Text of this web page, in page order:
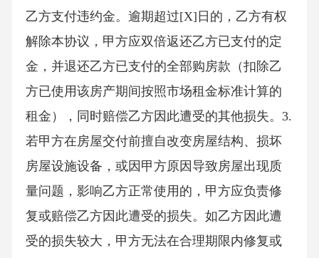
乙方支付违约金。逾期超过[X]日的，乙方有权
解除本协议，甲方应双倍返还乙方已支付的定
金，并退还乙方已支付的全部购房款（扣除乙
方已使用该房产期间按照市场租金标准计算的
租金），同时赔偿乙方因此遭受的其他损失。3.
若甲方在房屋交付前擅自改变房屋结构、损坏
房屋设施设备，或因甲方原因导致房屋出现质
量问题，影响乙方正常使用的，甲方应负责修
复或赔偿乙方因此遭受的损失。如乙方因此遭
受的损失较大，甲方无法在合理期限内修复或